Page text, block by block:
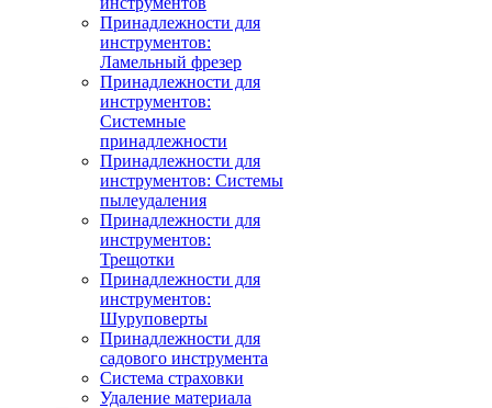
Принадлежности для
инструментов:
Ламельный фрезер
Принадлежности для
инструментов:
Системные
принадлежности
Принадлежности для
инструментов: Системы
пылеудаления
Принадлежности для
инструментов:
Трещотки
Принадлежности для
инструментов:
Шуруповерты
Принадлежности для
садового инструмента
Система страховки
Удаление материала